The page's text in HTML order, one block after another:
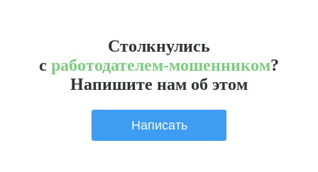
Столкнулись
с работодателем-мошенником?
Напишите нам об этом
Написать